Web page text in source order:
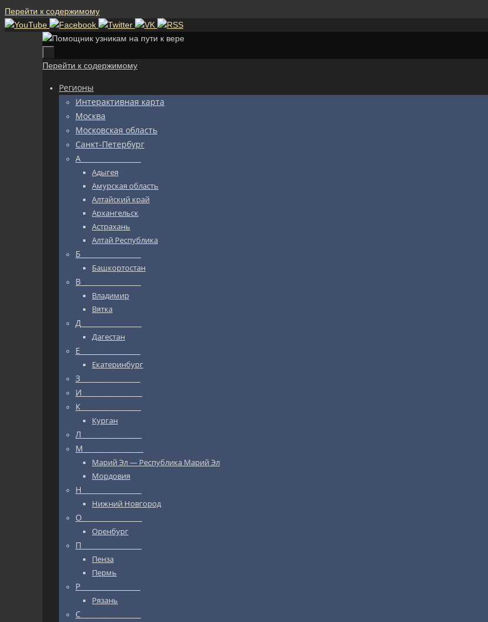
Перейти к содержимому
Перейти к содержимому
Регионы
Интерактивная карта
Москва
Московская область
Санкт-Петербург
А_________________
Адыгея
Амурская область
Алтайский край
Архангельск
Астрахань
Алтай Республика
Б_________________
Башкортостан
В_________________
Владимир
Вятка
Д_________________
Дагестан
Е_________________
Екатеринбург
З_________________
И_________________
К_________________
Курган
Л_________________
М_________________
Марий Эл — Республика Марий Эл
Мордовия
Н_________________
Нижний Новгород
О_________________
Оренбург
П_________________
Пенза
Пермь
Р_________________
Рязань
С_________________